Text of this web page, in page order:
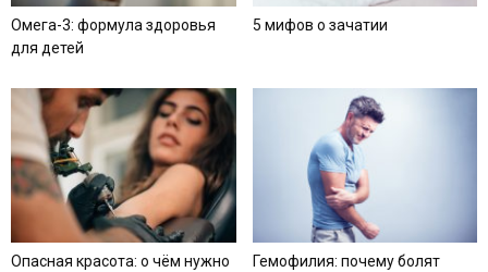
Омега-3: формула здоровья
для детей
5 мифов о зачатии
Опасная красота: о чём нужно
Гемофилия: почему болят